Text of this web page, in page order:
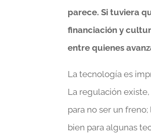
parece. Si tuviera
financiación y
entre quienes
La tecnología es
La regulación
para no ser un
bien para algunas